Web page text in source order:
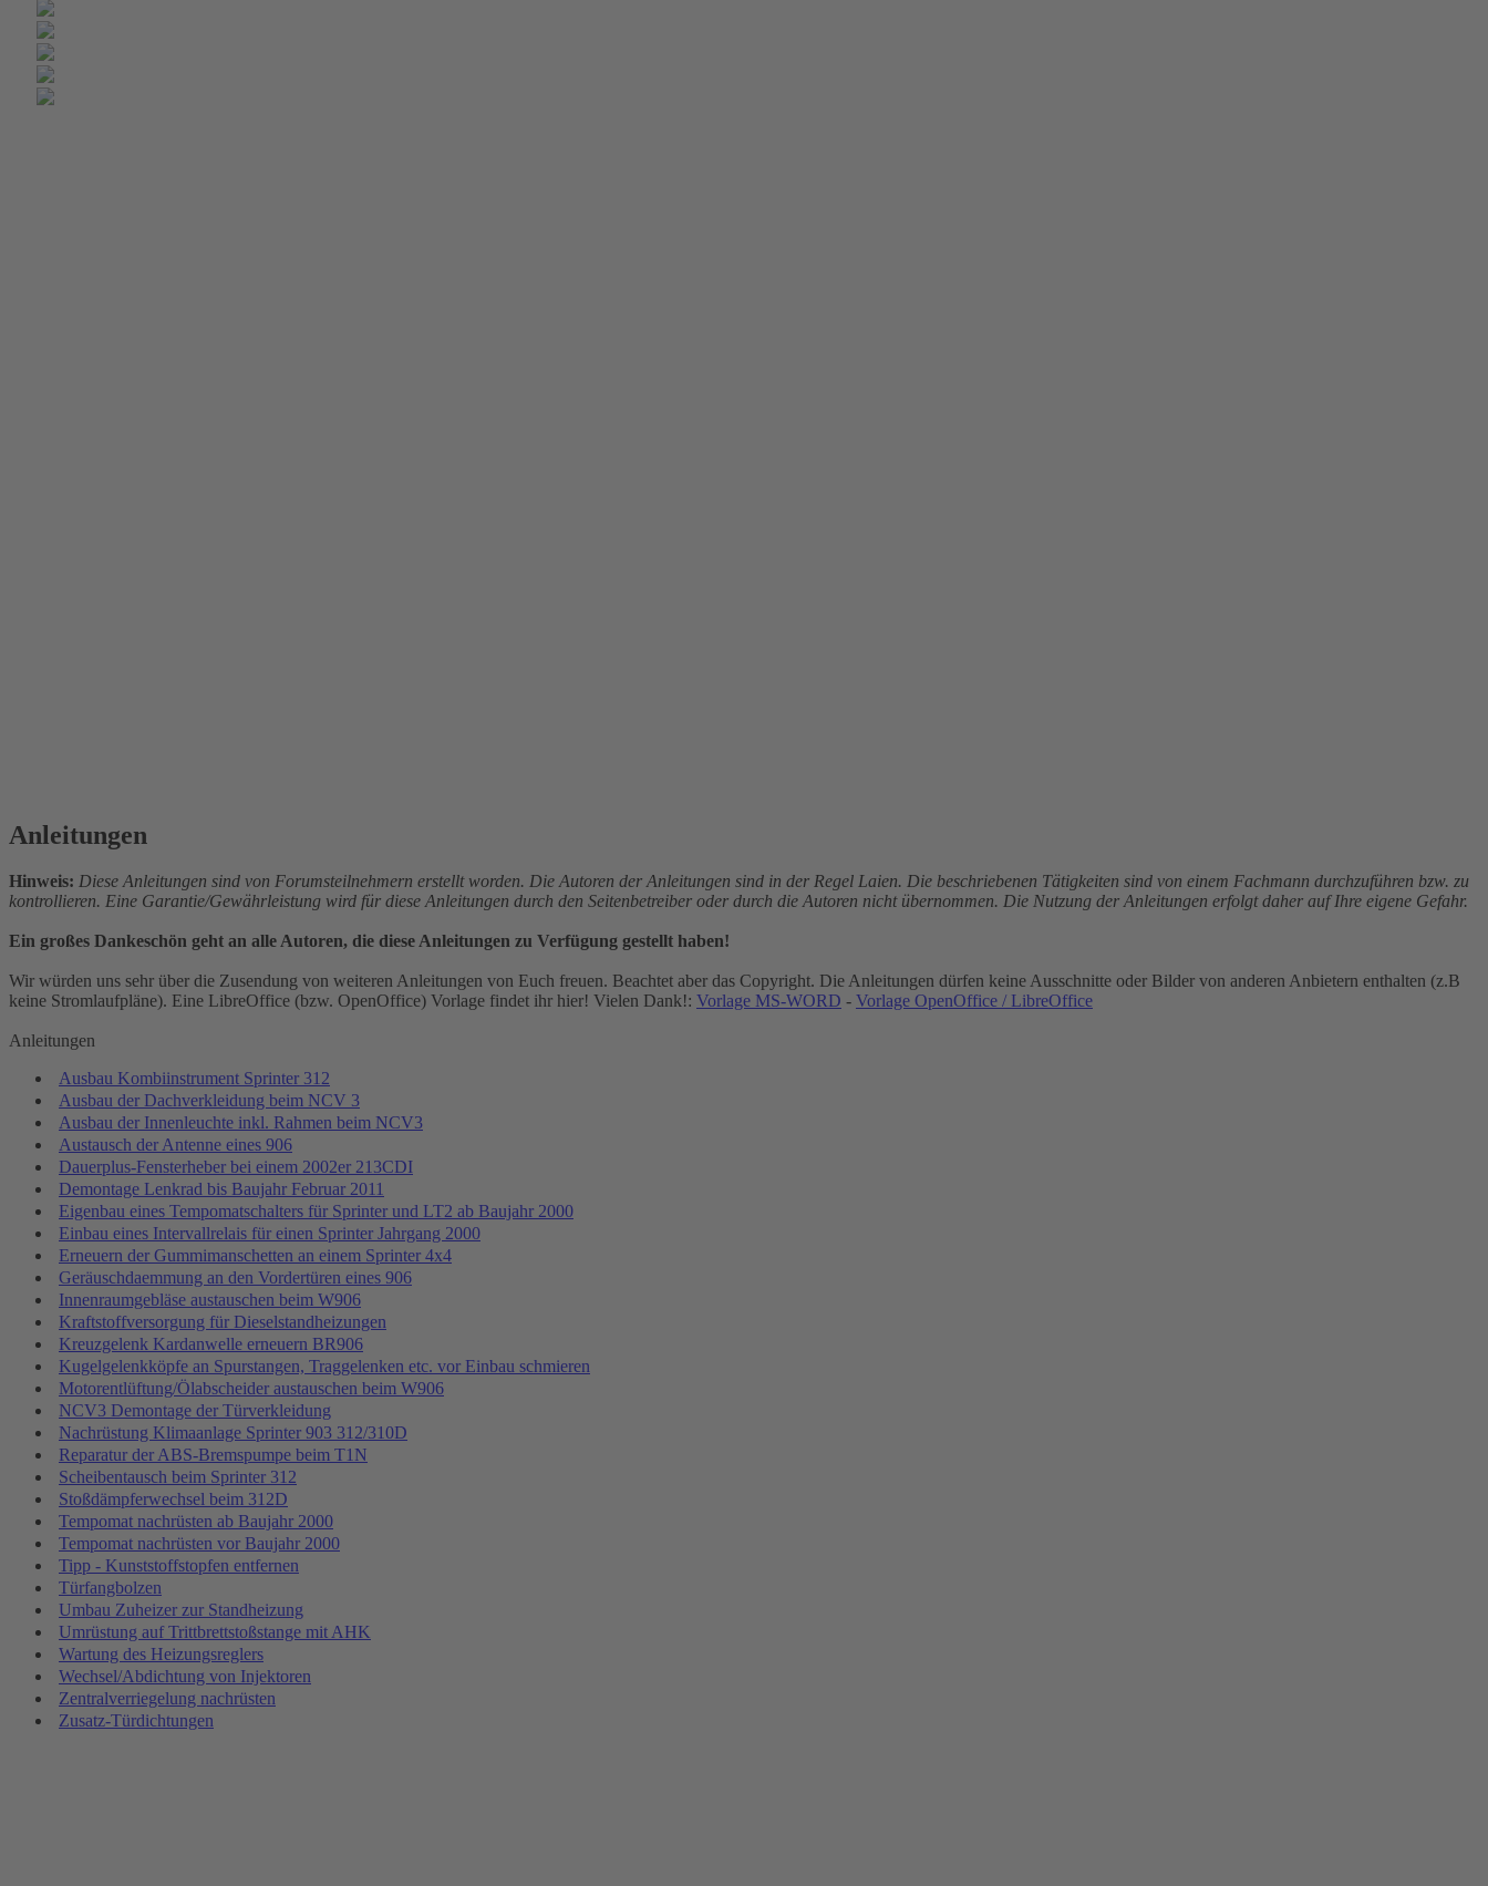
Anleitungen
Hinweis: Diese Anleitungen sind von Forumsteilnehmern erstellt worden. Die Autoren der Anleitungen sind in der Regel Laien. Die beschriebenen Tätigkeiten sind von einem Fachmann durchzuführen bzw. zu
kontrollieren. Eine Garantie/Gewährleistung wird für diese Anleitungen durch den Seitenbetreiber oder durch die Autoren nicht übernommen. Die Nutzung der Anleitungen erfolgt daher auf Ihre eigene Gefahr.
Ein großes Dankeschön geht an alle Autoren, die diese Anleitungen zu Verfügung gestellt haben!
Wir würden uns sehr über die Zusendung von weiteren Anleitungen von Euch freuen. Beachtet aber das Copyright. Die Anleitungen dürfen keine Ausschnitte oder Bilder von anderen Anbietern enthalten (z.B
keine Stromlaufpläne). Eine LibreOffice (bzw. OpenOffice) Vorlage findet ihr hier! Vielen Dank!: Vorlage MS-WORD - Vorlage OpenOffice / LibreOffice
Anleitungen
Ausbau Kombiinstrument Sprinter 312
Ausbau der Dachverkleidung beim NCV 3
Ausbau der Innenleuchte inkl. Rahmen beim NCV3
Austausch der Antenne eines 906
Dauerplus-Fensterheber bei einem 2002er 213CDI
Demontage Lenkrad bis Baujahr Februar 2011
Eigenbau eines Tempomatschalters für Sprinter und LT2 ab Baujahr 2000
Einbau eines Intervallrelais für einen Sprinter Jahrgang 2000
Erneuern der Gummimanschetten an einem Sprinter 4x4
Geräuschdaemmung an den Vordertüren eines 906
Innenraumgebläse austauschen beim W906
Kraftstoffversorgung für Dieselstandheizungen
Kreuzgelenk Kardanwelle erneuern BR906
Kugelgelenkköpfe an Spurstangen, Traggelenken etc. vor Einbau schmieren
Motorentlüftung/Ölabscheider austauschen beim W906
NCV3 Demontage der Türverkleidung
Nachrüstung Klimaanlage Sprinter 903 312/310D
Reparatur der ABS-Bremspumpe beim T1N
Scheibentausch beim Sprinter 312
Stoßdämpferwechsel beim 312D
Tempomat nachrüsten ab Baujahr 2000
Tempomat nachrüsten vor Baujahr 2000
Tipp - Kunststoffstopfen entfernen
Türfangbolzen
Umbau Zuheizer zur Standheizung
Umrüstung auf Trittbrettstoßstange mit AHK
Wartung des Heizungsreglers
Wechsel/Abdichtung von Injektoren
Zentralverriegelung nachrüsten
Zusatz-Türdichtungen